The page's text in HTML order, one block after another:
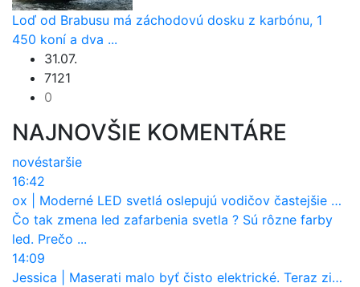
Loď od Brabusu má záchodovú dosku z karbónu, 1
450 koní a dva ...
31.07.
7121
0
NAJNOVŠIE KOMENTÁRE
novéstaršie
16:42
ox
Moderné LED svetlá oslepujú vodičov častejšie než staré halogény
Čo tak zmena led zafarbenia svetla ? Sú rôzne farby
led. Prečo ...
14:09
Jessica
Maserati malo byť čisto elektrické. Teraz zisťuje, že potrebuje nový osemvalcový motor